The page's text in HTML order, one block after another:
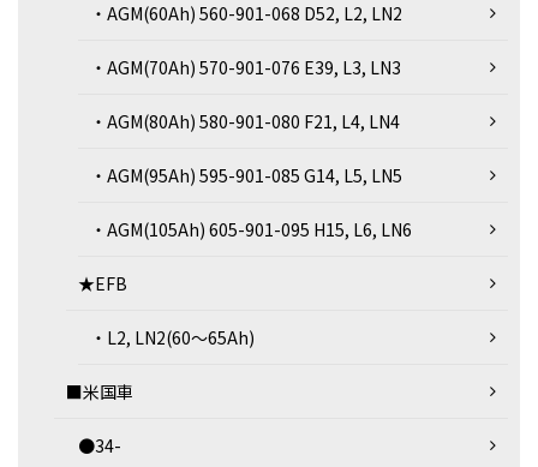
・AGM(60Ah) 560-901-068 D52, L2, LN2
・AGM(70Ah) 570-901-076 E39, L3, LN3
・AGM(80Ah) 580-901-080 F21, L4, LN4
・AGM(95Ah) 595-901-085 G14, L5, LN5
・AGM(105Ah) 605-901-095 H15, L6, LN6
★EFB
・L2, LN2(60～65Ah)
■米国車
●34-